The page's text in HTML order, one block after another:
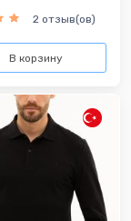
2 отзыв(ов)
В корзину